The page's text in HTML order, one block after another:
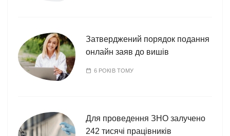
Затверджений порядок подання
онлайн заяв до вишів
6 РОКІВ ТОМУ
Для проведення ЗНО залучено
242 тисячі працівників